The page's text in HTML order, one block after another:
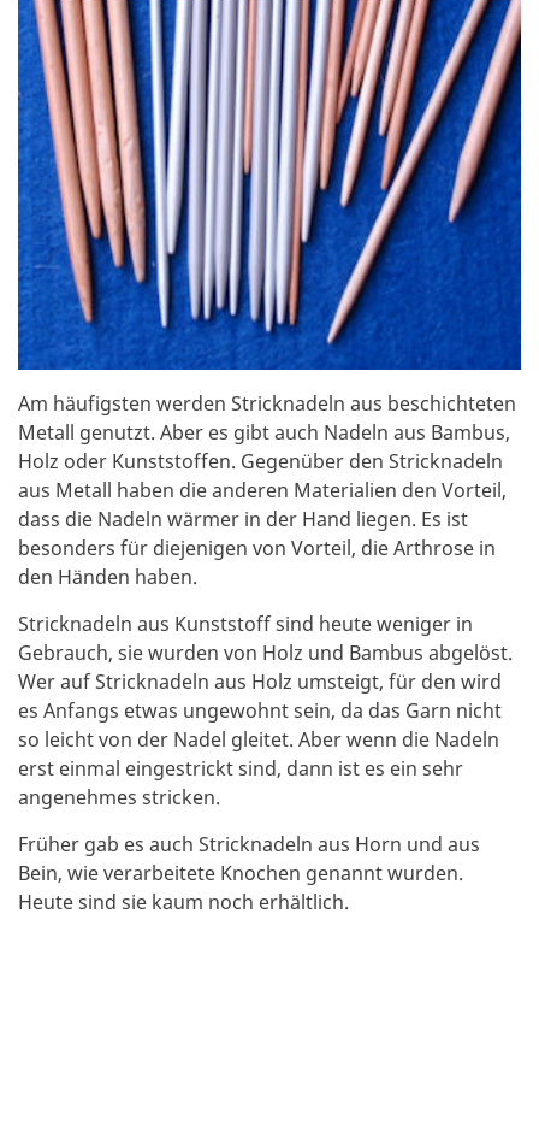
Am häufigsten werden Stricknadeln aus beschichteten
Metall genutzt. Aber es gibt auch Nadeln aus Bambus,
Holz oder Kunststoffen. Gegenüber den Stricknadeln
aus Metall haben die anderen Materialien den Vorteil,
dass die Nadeln wärmer in der Hand liegen. Es ist
besonders für diejenigen von Vorteil, die Arthrose in
den Händen haben.
Stricknadeln aus Kunststoff sind heute weniger in
Gebrauch, sie wurden von Holz und Bambus abgelöst.
Wer auf Stricknadeln aus Holz umsteigt, für den wird
es Anfangs etwas ungewohnt sein, da das Garn nicht
so leicht von der Nadel gleitet. Aber wenn die Nadeln
erst einmal eingestrickt sind, dann ist es ein sehr
angenehmes stricken.
Früher gab es auch Stricknadeln aus Horn und aus
Bein, wie verarbeitete Knochen genannt wurden.
Heute sind sie kaum noch erhältlich.